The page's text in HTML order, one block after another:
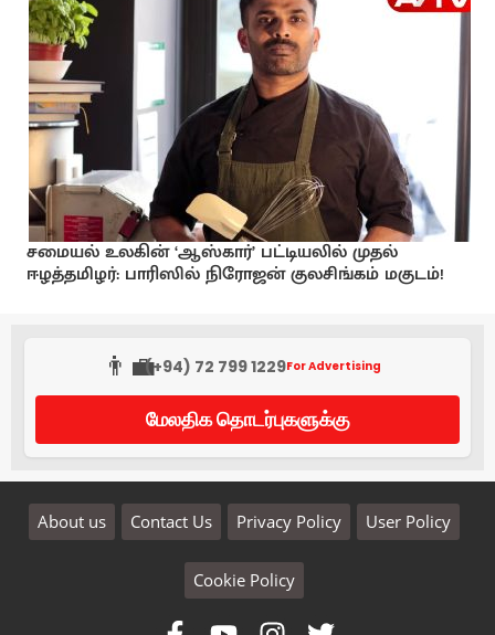
சமையல் உலகின் ‘ஆஸ்கார்’ பட்டியலில் முதல்
ஈழத்தமிழர்: பாரிஸில் நிரோஜன் குலசிங்கம் மகுடம்!
👨‍💼(+94) 72 799 1229For Advertising
மேலதிக தொடர்புகளுக்கு
About us Contact Us Privacy Policy User Policy
Cookie Policy